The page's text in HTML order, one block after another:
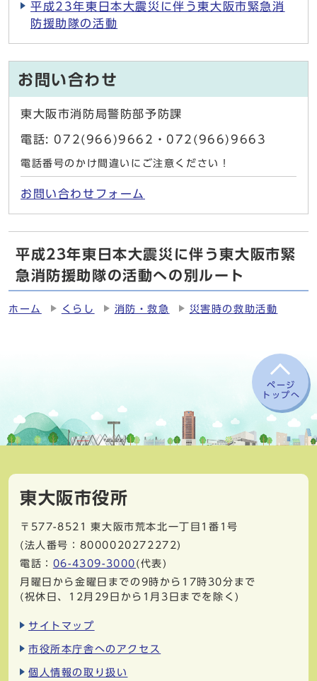
平成23年東日本大震災に伴う東大阪市緊急消
防援助隊の活動
お問い合わせ
東大阪市消防局警防部予防課
電話: 072(966)9662・072(966)9663
電話番号のかけ間違いにご注意ください！
お問い合わせフォーム
平成23年東日本大震災に伴う東大阪市緊
急消防援助隊の活動への別ルート
ホーム くらし 消防・救急 災害時の救助活動
ページ
トップへ
東大阪市役所
〒577-8521
東大阪市荒本北一丁目1番1号
(法人番号：8000020272272)
電話： 06-4309-3000 (代表)
月曜日から金曜日までの9時から17時30分まで
(祝休日、12月29日から1月3日までを除く)
サイトマップ
市役所本庁舎へのアクセス
個人情報の取り扱い